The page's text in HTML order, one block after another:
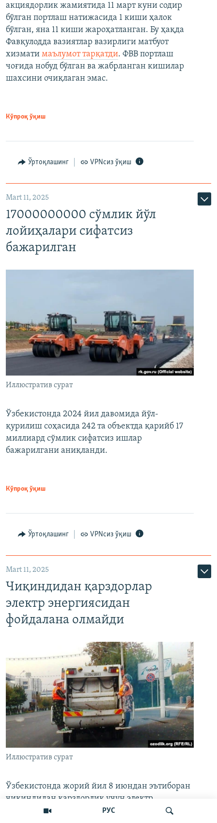
РУС
акциядорлик жамиятида 11 март куни содир
бўлган портлаш натижасида 1 киши ҳалок
бўлган, яна 11 киши жароҳатланган. Бу ҳақда
Фавқулодда вазиятлар вазирлиги матбуот
хизмати маълумот тарқатди. ФВВ портлаш
чоғида нобуд бўлган ва жабрланган кишилар
шахсини очиқлаган эмас.
Кўпроқ ўқиш
Ўртоқлашинг VPNсиз ўқиш
Mart 11, 2025
17000000000 сўмлик йўл
лойиҳалари сифатсиз
бажарилган
Иллюстратив сурат
Ўзбекистонда 2024 йил давомида йўл-
қурилиш соҳасида 242 та объектда қарийб 17
миллиард сўмлик сифатсиз ишлар
бажарилгани аниқланди.
Кўпроқ ўқиш
Ўртоқлашинг VPNсиз ўқиш
Mart 11, 2025
Чиқиндидан қарздорлар
электр энергиясидан
фойдалана олмайди
Иллюстратив сурат
Ўзбекистонда жорий йил 8 июндан эътиборан
чиқиндидан қарздорлик учун электр
энергиясидан узиб қўйиш амалиёти жорий